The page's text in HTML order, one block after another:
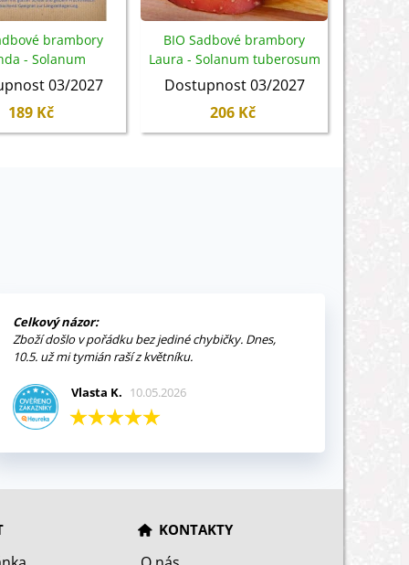
brambory
- Solanum
- brambory -
03/2027
189 Kč
BIO Sadbové brambory
Laura - Solanum tuberosum
- brambory - 10 ks
Dostupnost 03/2027
206 Kč
Celkový názor:
Zboží došlo v pořádku bez jediné chybičky. Dnes,
10.5. už mi tymián raší z květníku.
Vlasta K. 10.05.2026
KONTAKTY